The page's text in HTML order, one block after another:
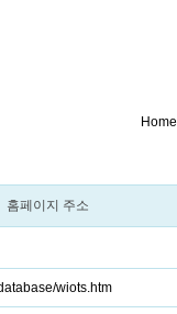
Home
홈페이지 주소
wiots.htm